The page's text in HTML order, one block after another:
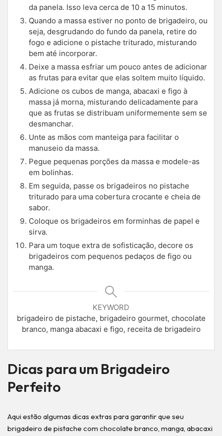
da panela. Isso leva cerca de 10 a 15 minutos.
Quando a massa estiver no ponto de brigadeiro, ou
seja, desgrudando do fundo da panela, retire do
fogo e adicione o pistache triturado, misturando
bem até incorporar.
Deixe a massa esfriar um pouco antes de adicionar
as frutas para evitar que elas soltem muito líquido.
Adicione os cubos de manga, abacaxi e figo à
massa já morna, misturando delicadamente para
que as frutas se distribuam uniformemente sem se
desmanchar.
Unte as mãos com manteiga para facilitar o
manuseio da massa.
Pegue pequenas porções da massa e modele-as
em bolinhas.
Em seguida, passe os brigadeiros no pistache
triturado para uma cobertura crocante e cheia de
sabor.
Coloque os brigadeiros em forminhas de papel e
sirva.
Para um toque extra de sofisticação, decore os
brigadeiros com pequenos pedaços de figo ou
manga.
KEYWORD
brigadeiro de pistache, brigadeiro gourmet, chocolate
branco, manga abacaxi e figo, receita de brigadeiro
Dicas para um Brigadeiro
Perfeito
Aqui estão algumas dicas extras para garantir que seu
brigadeiro de pistache com chocolate branco, manga, abacaxi